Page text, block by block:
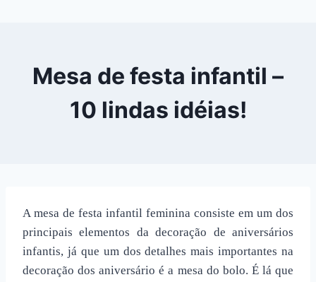
Mesa de festa infantil –
10 lindas idéias!
A mesa de festa infantil feminina consiste em um dos
principais elementos da decoração de aniversários
infantis, já que um dos detalhes mais importantes na
decoração dos aniversário é a mesa do bolo. É lá que